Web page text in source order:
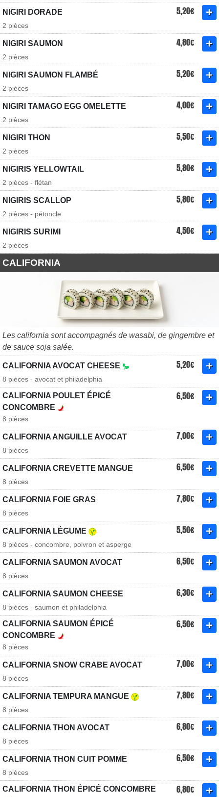
NIGIRI DORADE 5,20€
2 pièces
NIGIRI SAUMON 4,80€
2 pièces
NIGIRI SAUMON FLAMBÉ 5,20€
2 pièces
NIGIRI TAMAGO EGG OMELETTE 4,00€
2 pièces
NIGIRI THON 5,50€
2 pièces
NIGIRIS YELLOWTAIL 5,80€
2 pièces - flétan
NIGIRIS SCALLOP 5,80€
2 pièces - pétoncle
NIGIRIS SURIMI 4,50€
2 pièces
CALIFORNIA
Les california sont accompagnés de wasabi, de gingembre et
de sauce soja salée.
CALIFORNIA AVOCAT CHEESE 5,20€
8 pièces - avocat et philadelphia
CALIFORNIA POULET ÉPICÉ
CONCOMBRE
6,50€
8 pièces
CALIFORNIA ANGUILLE AVOCAT 7,00€
8 pièces
CALIFORNIA CREVETTE MANGUE 6,50€
8 pièces
CALIFORNIA FOIE GRAS 7,80€
8 pièces
CALIFORNIA LÉGUME 5,50€
8 pièces - concombre, poivron et asperge
CALIFORNIA SAUMON AVOCAT 6,50€
8 pièces
CALIFORNIA SAUMON CHEESE 6,30€
8 pièces - saumon et philadelphia
CALIFORNIA SAUMON ÉPICÉ
CONCOMBRE
6,50€
8 pièces
CALIFORNIA SNOW CRABE AVOCAT 7,00€
8 pièces
CALIFORNIA TEMPURA MANGUE 7,80€
8 pièces
CALIFORNIA THON AVOCAT 6,80€
8 pièces
CALIFORNIA THON CUIT POMME 6,50€
8 pièces
CALIFORNIA THON ÉPICÉ CONCOMBRE 6,80€